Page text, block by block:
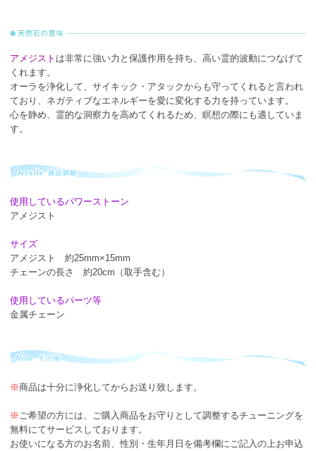
アメジスト は非常に強い力と保護作用を持ち、高い霊的波動につなげて
くれます。
オーラを浄化して、サイキック・アタックからも守ってくれると言われ
ており、ネガティブなエネルギーを愛に変化する力を持っています。
心を静め、霊的な洞察力を高めてくれるため、瞑想の際にも適していま
す。
使用しているパワーストーン
アメジスト
サイズ
アメジスト 約25mm×15mm
チェーンの長さ 約20cm（取手含む）
使用しているパーツ等
金属チェーン
※商品は十分に浄化してからお送り致します。
※ ご希望の方には、ご購入商品をお守りとして調整するチューニングを
無料にてサービスしております。
お使いになる方のお名前、性別・生年月日を備考欄にご記入の上お申込